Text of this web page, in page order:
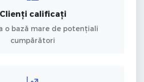
Clienți calificați
o bază mare de potențiali
cumpărători